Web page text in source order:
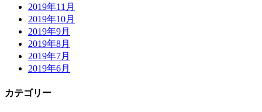
2019年11月
2019年10月
2019年9月
2019年8月
2019年7月
2019年6月
カテゴリー